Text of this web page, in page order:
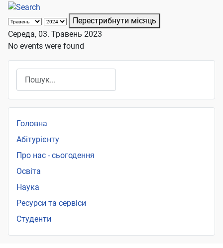
Перестрибнути місяць
Середа, 03. Травень 2023
No events were found
Головна
Абітурієнту
Про нас - сьогодення
Освіта
Наука
Ресурси та сервіси
Студенти